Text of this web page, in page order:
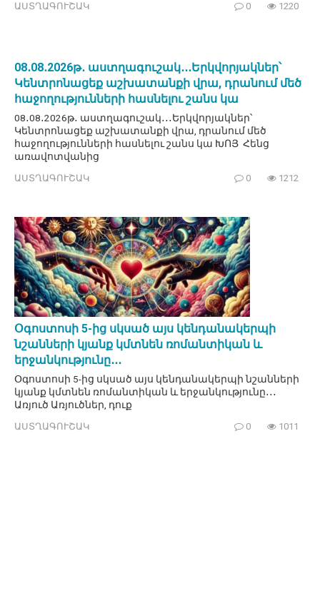
ԱՍՏՂԱԳՈՒՇԱԿ 0 1220
08․08․2026թ․ աստղագուշակ․․․Երկվորյակներ՝
Կենտրոնացեք աշխատանքի վրա, դրանում մեծ
հաջողությունների հասնելու շանս կա
08․08․2026թ․ աստղագուշակ․․․Երկվորյակներ՝
Կենտրոնացեք աշխատանքի վրա, դրանում մեծ
հաջողությունների հասնելու շանս կա ԽՈՅ Հենց
առավոտվանից
ԱՍՏՂԱԳՈՒՇԱԿ 0 1212
Օգոստոսի 5-ից սկսած այս կենդանակերպի
նշանների կյանք կմտնեն ռոմանտիկան և
երջանկությունը․․․
Օգոստոսի 5-ից սկսած այս կենդանակերպի նշանների
կյանք կմտնեն ռոմանտիկան և երջանկությունը․․․
Առյուծ Առյուծներ, դուք
ԱՍՏՂԱԳՈՒՇԱԿ 0 1011